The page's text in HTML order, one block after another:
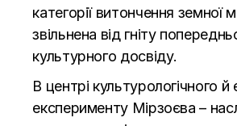
категорії витончення земної
звільнена від гніту
культурного досвіду.
В центрі культурологічного й
експерименту Мірзоєва –